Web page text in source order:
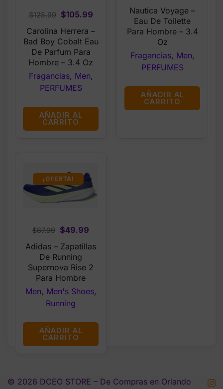
$125.99
Original
price
was:
$125.99.
$105.99Current
is:
Carolina Herrera –
Bad Boy Cobalt Eau
De Parfum Para
Hombre – 3.4 Oz
Fragancias, Men,
PERFUMES
AÑADIR AL
CARRITO
price
was:
$25.99.
is:
$19.99.
Nautica Voyage –
Eau De Toilette
Para Hombre – 3.4
Oz
Fragancias, Men,
PERFUMES
AÑADIR AL
CARRITO
¡OFERTA!
$87.99 Original
price
was:
$87.99.
$49.99
$49.99.
Adidas – Zapatillas
De Running
Supernova Rise 2
Para Hombre
Men, Men's Shoes,
Running
AÑADIR AL
CARRITO
© 2026 DCEO STORE – De Compras en Orlando